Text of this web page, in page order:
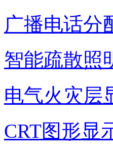
广播电话分
智能疏散照
电气火灾层
CRT图形显